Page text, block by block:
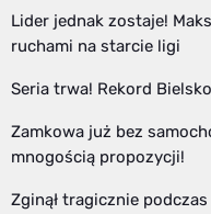
Lider jednak zostaje!
ruchami na starcie ligi
Seria trwa! Rekord
Zamkowa już bez
mnogością propozycji!
Zginął tragicznie